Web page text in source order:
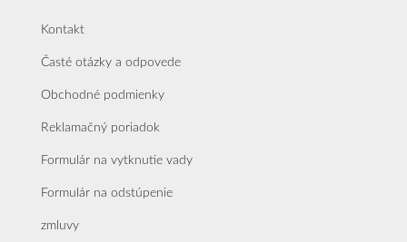
Kontakt
Časté otázky a odpovede
Obchodné podmienky
Reklamačný poriadok
Formulár na vytknutie vady
Formulár na odstúpenie
zmluvy